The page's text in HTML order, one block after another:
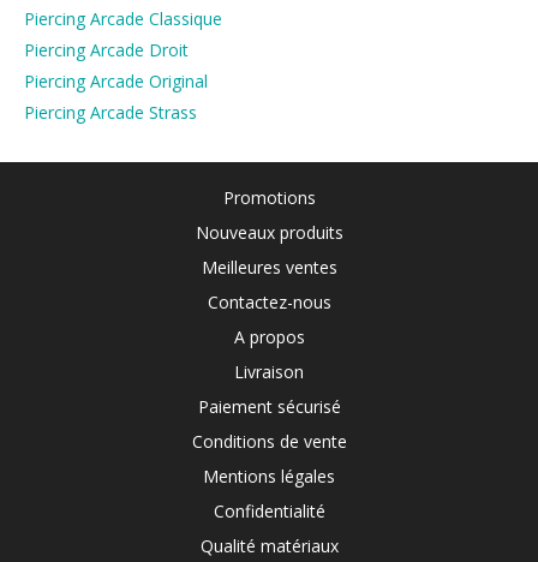
Piercing Arcade Classique
Piercing Arcade Droit
Piercing Arcade Original
Piercing Arcade Strass
Promotions
Nouveaux produits
Meilleures ventes
Contactez-nous
A propos
Livraison
Paiement sécurisé
Conditions de vente
Mentions légales
Confidentialité
Qualité matériaux